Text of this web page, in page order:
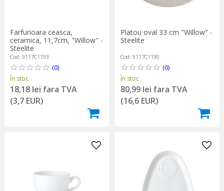
Farfurioara ceasca,
ceramica, 11,7cm, "Willow" -
Steelite
Cod: 9117C1193
(0)
În stoc
18,18 lei fara TVA
(3,7 EUR)
Platou oval 33 cm "Willow" -
Steelite
Cod: 9117C1190
(0)
În stoc
80,99 lei fara TVA
(16,6 EUR)